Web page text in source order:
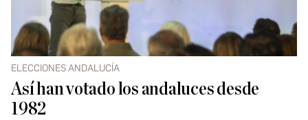
ELECCIONES ANDALUCÍA
Así han votado los andaluces desde
1982